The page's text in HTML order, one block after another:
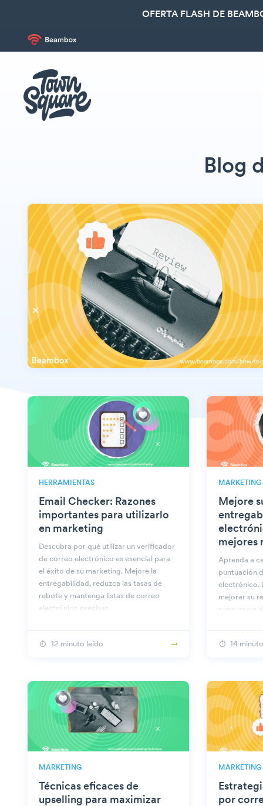
OFERTA FLASH DE
Blog
HERRAMIENTAS
Email Checker: Razones
importantes para utilizarlo
en marketing
Descubra por qué utilizar un verificador
de correo electrónico es esencial para
el éxito de su marketing. Mejore la
entregabilidad, reduzca las tasas de
rebote y mantenga listas de correo
electrónico precisas.
12 minuto leído
MARKETING
Mejore
mejores
Aprenda a
puntuación
electrónico.
mejorar su
14
MARKETING
Técnicas eficaces de
upselling para maximizar
MARKETING
por